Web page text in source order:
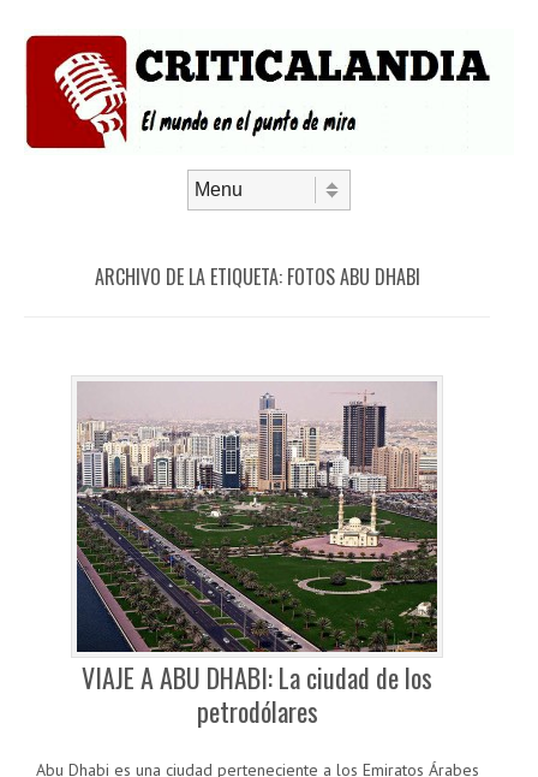
ARCHIVO DE LA ETIQUETA: FOTOS ABU DHABI
VIAJE A ABU DHABI: La ciudad de los
petrodólares
Abu Dhabi es una ciudad perteneciente a los Emiratos Árabes